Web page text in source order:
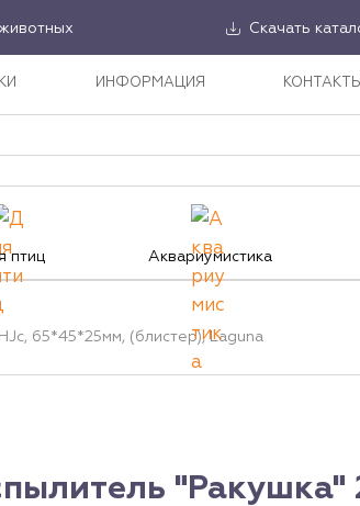
Скачать
ИНФОРМАЦИЯ КОНТАКТЫ
птиц Аквариумистика
65*45*25мм, (блистер), Laguna
"Ракушка"